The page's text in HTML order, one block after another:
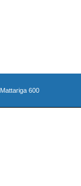
Mattariga 600